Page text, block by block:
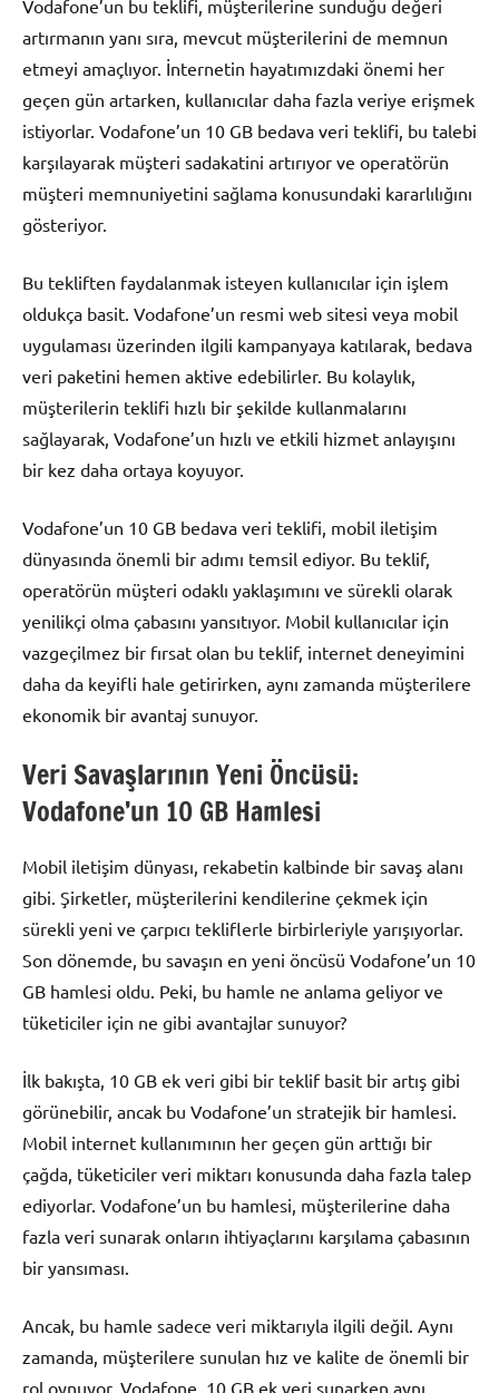
Vodafone’un bu teklifi, müşterilerine sunduğu değeri
artırmanın yanı sıra, mevcut müşterilerini de memnun
etmeyi amaçlıyor. İnternetin hayatımızdaki önemi her
geçen gün artarken, kullanıcılar daha fazla veriye erişmek
istiyorlar. Vodafone’un 10 GB bedava veri teklifi, bu talebi
karşılayarak müşteri sadakatini artırıyor ve operatörün
müşteri memnuniyetini sağlama konusundaki kararlılığını
gösteriyor.
Bu tekliften faydalanmak isteyen kullanıcılar için işlem
oldukça basit. Vodafone’un resmi web sitesi veya mobil
uygulaması üzerinden ilgili kampanyaya katılarak, bedava
veri paketini hemen aktive edebilirler. Bu kolaylık,
müşterilerin teklifi hızlı bir şekilde kullanmalarını
sağlayarak, Vodafone’un hızlı ve etkili hizmet anlayışını
bir kez daha ortaya koyuyor.
Vodafone’un 10 GB bedava veri teklifi, mobil iletişim
dünyasında önemli bir adımı temsil ediyor. Bu teklif,
operatörün müşteri odaklı yaklaşımını ve sürekli olarak
yenilikçi olma çabasını yansıtıyor. Mobil kullanıcılar için
vazgeçilmez bir fırsat olan bu teklif, internet deneyimini
daha da keyifli hale getirirken, aynı zamanda müşterilere
ekonomik bir avantaj sunuyor.
Veri Savaşlarının Yeni Öncüsü:
Vodafone’un 10 GB Hamlesi
Mobil iletişim dünyası, rekabetin kalbinde bir savaş alanı
gibi. Şirketler, müşterilerini kendilerine çekmek için
sürekli yeni ve çarpıcı tekliflerle birbirleriyle yarışıyorlar.
Son dönemde, bu savaşın en yeni öncüsü Vodafone’un 10
GB hamlesi oldu. Peki, bu hamle ne anlama geliyor ve
tüketiciler için ne gibi avantajlar sunuyor?
İlk bakışta, 10 GB ek veri gibi bir teklif basit bir artış gibi
görünebilir, ancak bu Vodafone’un stratejik bir hamlesi.
Mobil internet kullanımının her geçen gün arttığı bir
çağda, tüketiciler veri miktarı konusunda daha fazla talep
ediyorlar. Vodafone’un bu hamlesi, müşterilerine daha
fazla veri sunarak onların ihtiyaçlarını karşılama çabasının
bir yansıması.
Ancak, bu hamle sadece veri miktarıyla ilgili değil. Aynı
zamanda, müşterilere sunulan hız ve kalite de önemli bir
rol oynuyor. Vodafone, 10 GB ek veri sunarken aynı